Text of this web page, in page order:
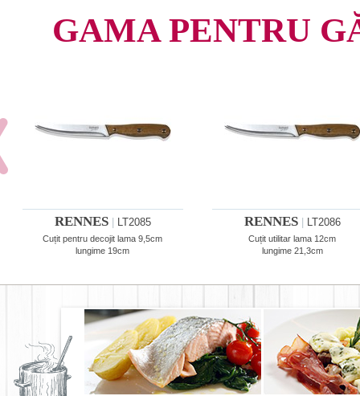
GAMA PENTRU
RENNES LT2085
Cuțit pentru decojit lama 9,5cm
lungime 19cm
RENNES LT2086
Cuțit utilitar lama 12cm
lungime 21,3cm